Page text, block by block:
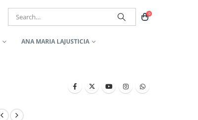
0
ANA MARIA LAJUSTICIA